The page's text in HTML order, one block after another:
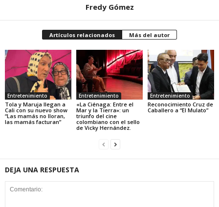
Fredy Gómez
Artículos relacionados Más del autor
Entretenimiento
Tola y Maruja llegan a
Cali con su nuevo show
“Las mamás no lloran,
las mamás facturan”
Entretenimiento
«La Ciénaga: Entre el
Mar y la Tierra»: un
triunfo del cine
colombiano con el sello
de Vicky Hernández.
Entretenimiento
Reconocimiento Cruz de
Caballero a “El Mulato”
DEJA UNA RESPUESTA